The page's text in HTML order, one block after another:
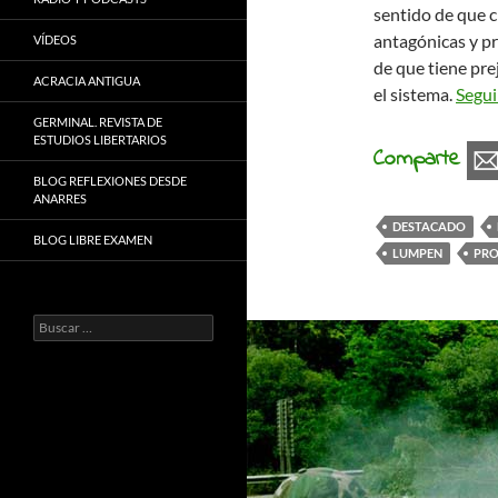
sentido de que
antagónicas y
de que tiene
el sistema.
Comparte
DESTACADO
LUMPEN
VÍDEOS
ACRACIA ANTIGUA
GERMINAL. REVISTA DE
ESTUDIOS LIBERTARIOS
BLOG REFLEXIONES DESDE
ANARRES
BLOG LIBRE EXAMEN
Buscar: